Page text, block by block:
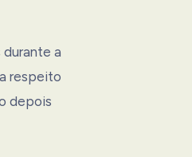
a
respeito
depois